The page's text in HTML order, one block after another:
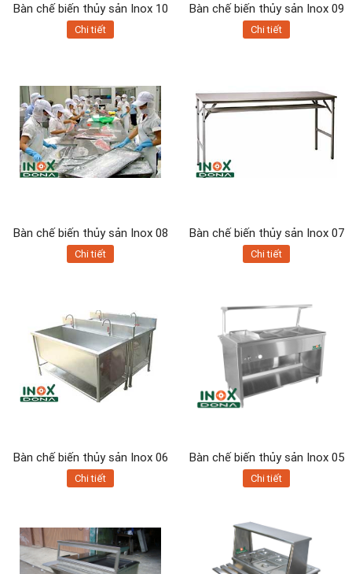
Bàn chế biến thủy sản Inox 10
Chi tiết
Bàn chế biến thủy sản Inox 09
Chi tiết
Bàn chế biến thủy sản Inox 08
Chi tiết
Bàn chế biến thủy sản Inox 07
Chi tiết
Bàn chế biến thủy sản Inox 06
Chi tiết
Bàn chế biến thủy sản Inox 05
Chi tiết